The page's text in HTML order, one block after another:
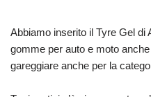
Abbiamo inserito il Tyre Gel di
gomme per auto e moto
gareggiare anche per la